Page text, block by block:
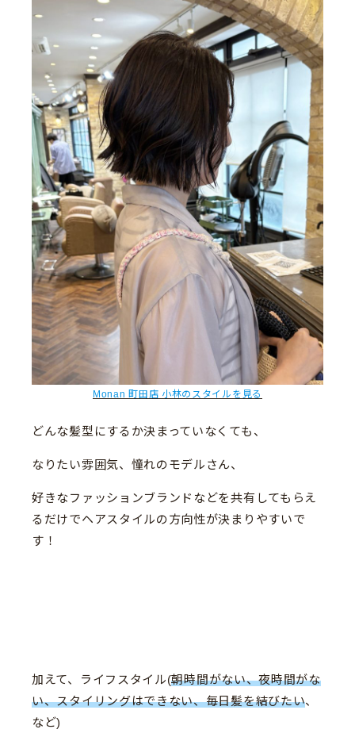
Monan 町田店 小林のスタイルを見る
どんな髪型にするか決まっていなくても、
なりたい雰囲気、憧れのモデルさん、
好きなファッションブランドなどを共有してもらえ
るだけでヘアスタイルの方向性が決まりやすいで
す！
加えて、ライフスタイル(朝時間がない、夜時間がな
い、スタイリングはできない、毎日髪を結びたい、
など)